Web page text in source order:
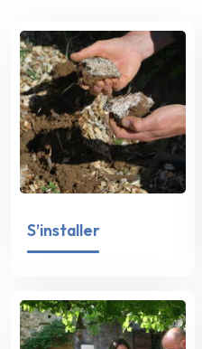
S’installer